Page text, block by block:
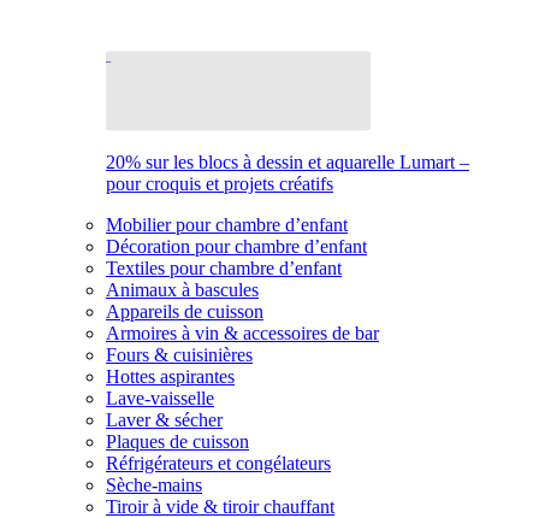
20% sur les blocs à dessin et aquarelle Lumart –
pour croquis et projets créatifs
Mobilier pour chambre d’enfant
Décoration pour chambre d’enfant
Textiles pour chambre d’enfant
Animaux à bascules
Appareils de cuisson
Armoires à vin & accessoires de bar
Fours & cuisinières
Hottes aspirantes
Lave-vaisselle
Laver & sécher
Plaques de cuisson
Réfrigérateurs et congélateurs
Sèche-mains
Tiroir à vide & tiroir chauffant